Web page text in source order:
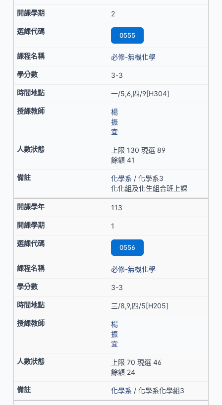
2
0555
必修-無機化學
3-3
一/5,6,四/9[H304]
楊
振
宜
上限 130 現選 89
餘額 41
化學系 / 化學系3
化化組及化生組合班上課
113
1
0556
必修-無機化學
3-3
三/8,9,四/5[H205]
楊
振
宜
上限 70 現選 46
餘額 24
化學系 / 化學系化學組3